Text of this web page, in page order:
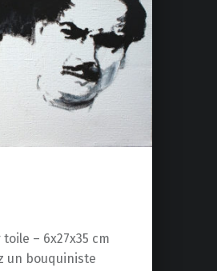
– 6x27x35 cm
un bouquiniste